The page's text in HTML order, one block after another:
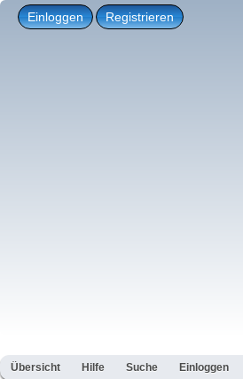
Einloggen Registrieren
Übersicht Hilfe Suche Einloggen